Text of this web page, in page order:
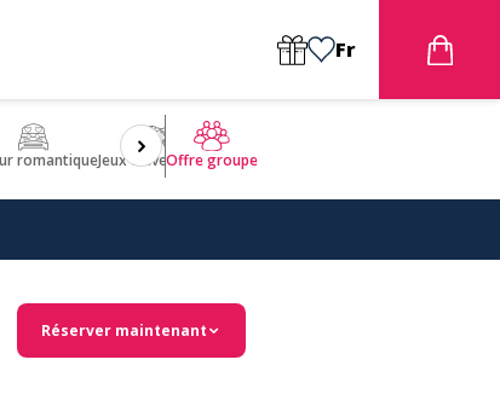
Fr
romantiqueJeux d'aventuresBien être
Offre groupe
Réserver maintenant